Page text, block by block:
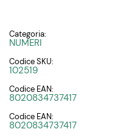
Categoria:
NUMERI
Codice SKU:
102519
Codice EAN:
8020834737417
Codice EAN:
8020834737417